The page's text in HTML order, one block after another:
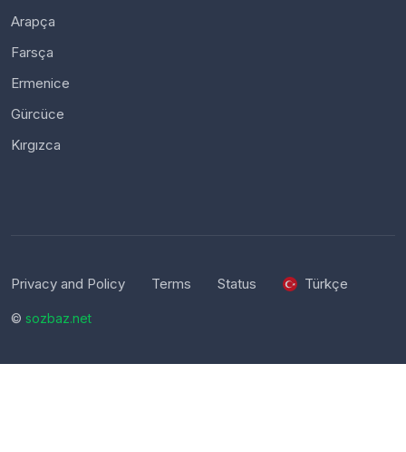
Arapça
Farsça
Ermenice
Gürcüce
Kırgızca
Privacy and Policy Terms Status Türkçe
© sozbaz.net